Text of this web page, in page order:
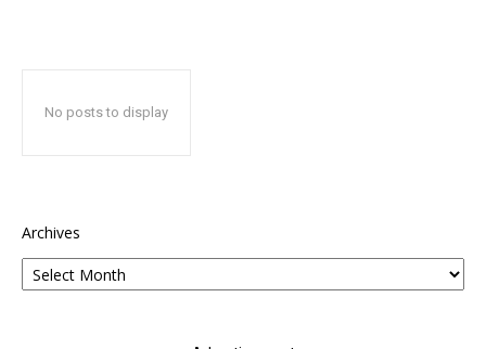
No posts to display
Archives